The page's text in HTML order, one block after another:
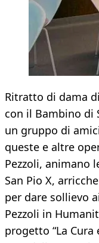
Ritratto di dama
con il Bambino
un gruppo di
queste e altre
Pezzoli, animano
San Pio X,
per dare sollievo
Pezzoli in
progetto “La Cura